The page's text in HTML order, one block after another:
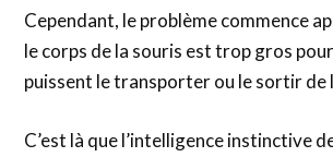
Cependant, le problème commence
le corps de la souris est trop gros
puissent le transporter ou le sortir de
C’est là que l’intelligence instinctive